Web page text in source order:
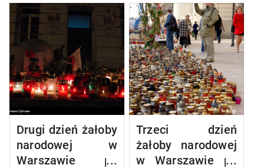
Drugi dzień żałoby
narodowej w
Warszawie po
Trzeci dzień
żałoby narodowej
w Warszawie po